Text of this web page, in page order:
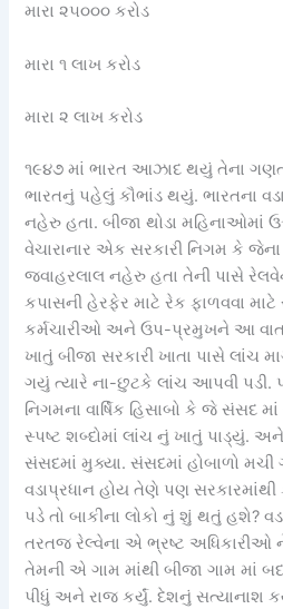
મારા ૨૫૦૦૦ કરોડ
મારા ૧ લાખ કરોડ
મારા ૨ લાખ કરોડ
૧૯૪૭ માં ભારત આઝાદ થયું તેના
ભારતનું પહેલું કૌભાંડ થયું. ભારતના
નહેરુ હતા. બીજા થોડા મહિનાઓમાં
વેચારાનાર એક સરકારી નિગમ કે
જવાહરલાલ નહેરુ હતા તેની પાસે
કપાસની હેરફેર માટે રેક ફાળવવા માટે
કર્મચારીઓ અને ઉપ-પ્રમુખને આ
ખાતું બીજા સરકારી ખાતા પાસે લાંચ
ગયું ત્યારે ના-છુટકે લાંચ આપવી પડી.
નિગમના વાર્ષિક હિસાબો કે જે સંસદ
સ્પષ્ટ શબ્દોમાં લાંચ નું ખાતું પાડ્યું. અને
સંસદમાં મુક્યા. સંસદમાં હોબાળો
વડાપ્રધાન હોય તેણે પણ
પડે તો બાકીના લોકો નું શું થતું હશે?
તરતજ રેલ્વેના એ ભ્રષ્ટ અધિકારીઓ
તેમની એ ગામ માંથી બીજા ગામ માં
પીધું અને રાજ કર્યું. દેશનું સત્યાનાશ